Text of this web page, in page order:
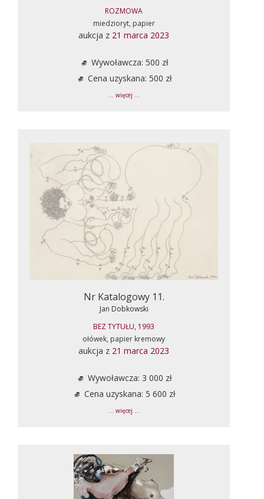
ROZMOWA
miedzioryt, papier
aukcja z 21 marca 2023
Wywoławcza: 500 zł
Cena uzyskana: 500 zł
... więcej ...
Nr Katalogowy 11.
Jan Dobkowski
BEZ TYTUŁU, 1993
ołówek, papier kremowy
aukcja z 21 marca 2023
Wywoławcza: 3 000 zł
Cena uzyskana: 5 600 zł
... więcej ...